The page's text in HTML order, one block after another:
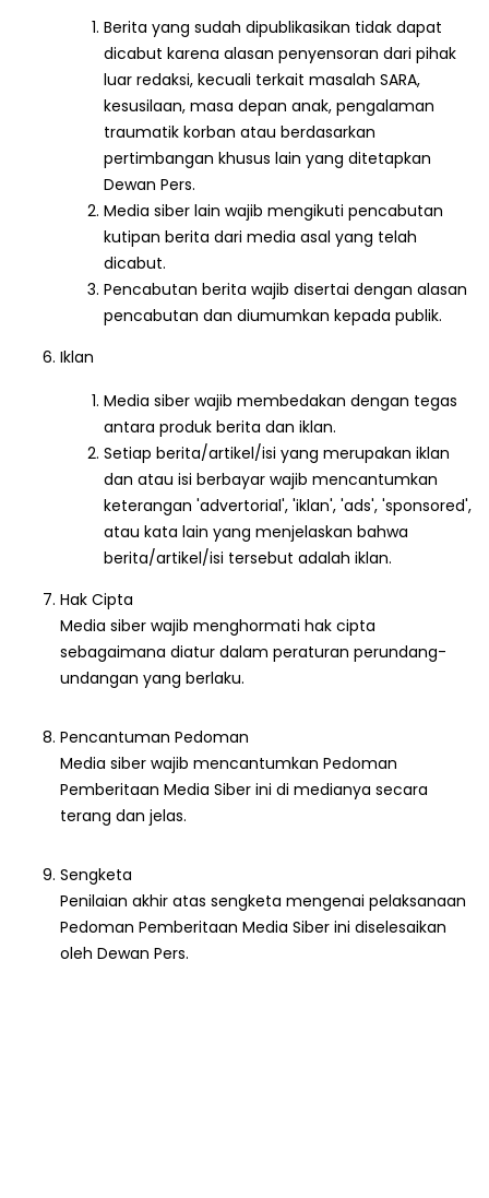
Berita yang sudah dipublikasikan tidak dapat
dicabut karena alasan penyensoran dari pihak
luar redaksi, kecuali terkait masalah SARA,
kesusilaan, masa depan anak, pengalaman
traumatik korban atau berdasarkan
pertimbangan khusus lain yang ditetapkan
Dewan Pers.
Media siber lain wajib mengikuti pencabutan
kutipan berita dari media asal yang telah
dicabut.
Pencabutan berita wajib disertai dengan alasan
pencabutan dan diumumkan kepada publik.
Iklan
Media siber wajib membedakan dengan tegas
antara produk berita dan iklan.
Setiap berita/artikel/isi yang merupakan iklan
dan atau isi berbayar wajib mencantumkan
keterangan 'advertorial', 'iklan', 'ads', 'sponsored',
atau kata lain yang menjelaskan bahwa
berita/artikel/isi tersebut adalah iklan.
Hak Cipta
Media siber wajib menghormati hak cipta
sebagaimana diatur dalam peraturan perundang-
undangan yang berlaku.
Pencantuman Pedoman
Media siber wajib mencantumkan Pedoman
Pemberitaan Media Siber ini di medianya secara
terang dan jelas.
Sengketa
Penilaian akhir atas sengketa mengenai pelaksanaan
Pedoman Pemberitaan Media Siber ini diselesaikan
oleh Dewan Pers.